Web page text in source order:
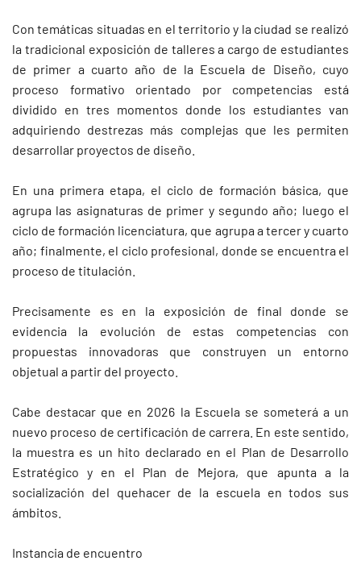
Con temáticas situadas en el territorio y la ciudad se realizó
la tradicional exposición de talleres a cargo de estudiantes
de primer a cuarto año de la Escuela de Diseño, cuyo
proceso formativo orientado por competencias está
dividido en tres momentos donde los estudiantes van
adquiriendo destrezas más complejas que les permiten
desarrollar proyectos de diseño.
En una primera etapa, el ciclo de formación básica, que
agrupa las asignaturas de primer y segundo año; luego el
ciclo de formación licenciatura, que agrupa a tercer y cuarto
año; finalmente, el ciclo profesional, donde se encuentra el
proceso de titulación.
Precisamente es en la exposición de final donde se
evidencia la evolución de estas competencias con
propuestas innovadoras que construyen un entorno
objetual a partir del proyecto.
Cabe destacar que en 2026 la Escuela se someterá a un
nuevo proceso de certificación de carrera. En este sentido,
la muestra es un hito declarado en el Plan de Desarrollo
Estratégico y en el Plan de Mejora, que apunta a la
socialización del quehacer de la escuela en todos sus
ámbitos.
Instancia de encuentro